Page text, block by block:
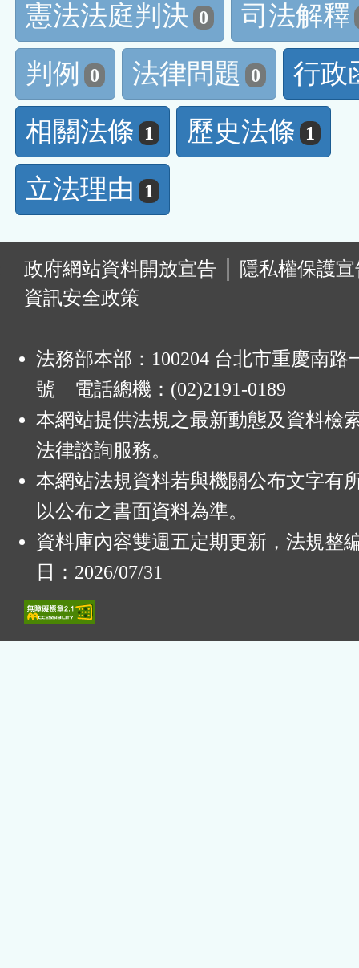
憲法法庭判決 0
司法解釋
判例
0 法律問題 0
行政
相關法條
1 歷史法條 1
立法理由 1
政府網站資料開放宣告
隱私權保護
資訊安全政策
法務部本部：100204 台北市重慶南路
號 電話總機：(02)2191-0189
本網站提供法規之最新動態及資料檢
法律諮詢服務。
本網站法規資料若與機關公布文字有
以公布之書面資料為準。
資料庫內容雙週五定期更新，法規整
日：2026/07/31